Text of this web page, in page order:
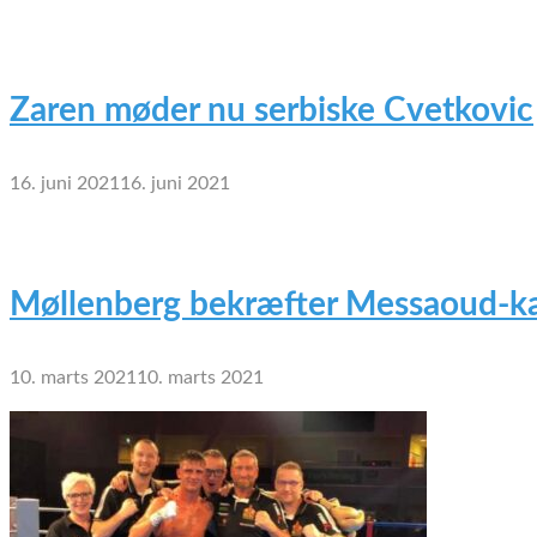
Zaren møder nu serbiske Cvetkovic
16. juni 2021 16. juni 2021
Møllenberg bekræfter Messaoud-
10. marts 2021 10. marts 2021